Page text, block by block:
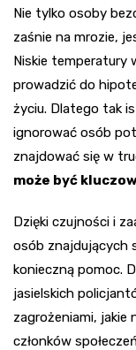
Nie tylko osoby
zaśnie na mrozie,
Niskie temperatury
prowadzić do
życiu. Dlatego tak
ignorować osób
znajdować się w
może być
Dzięki czujności i
osób znajdujących
konieczną pomoc.
jasielskich
zagrożeniami, jakie
członków